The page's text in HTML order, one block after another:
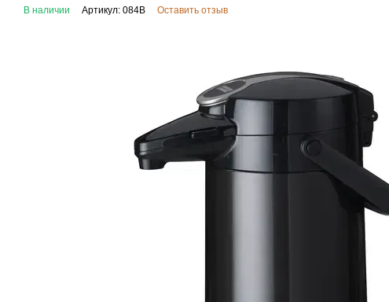
В наличии Артикул: 084В Оставить отзыв